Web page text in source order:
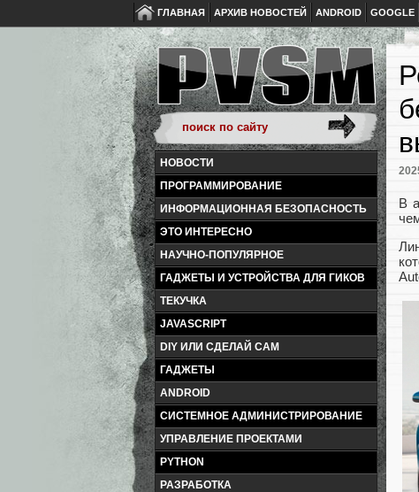
ГЛАВНАЯ АРХИВ НОВОСТЕЙ ANDROID GOOGLE
НОВОСТИ
ПРОГРАММИРОВАНИЕ
ИНФОРМАЦИОННАЯ БЕЗОПАСНОСТЬ
ЭТО ИНТЕРЕСНО
НАУЧНО-ПОПУЛЯРНОЕ
ГАДЖЕТЫ И УСТРОЙСТВА ДЛЯ ГИКОВ
ТЕКУЧКА
JAVASCRIPT
DIY ИЛИ СДЕЛАЙ САМ
ГАДЖЕТЫ
ANDROID
СИСТЕМНОЕ АДМИНИСТРИРОВАНИЕ
УПРАВЛЕНИЕ ПРОЕКТАМИ
PYTHON
РАЗРАБОТКА
В